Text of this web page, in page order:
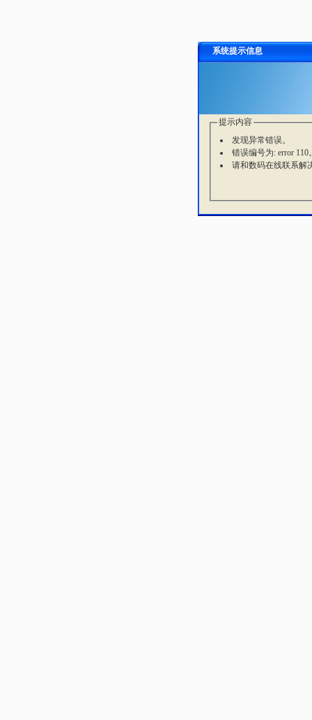
系统提示信息
提示内容
发现异常错误。
错误编号为: error 110
请和数码在线联系解